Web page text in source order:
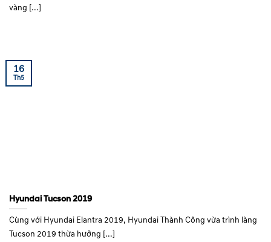
vàng [...]
Hyundai Tucson 2019
Cùng với Hyundai Elantra 2019, Hyundai Thành Công vừa trình làng
Tucson 2019 thừa hưởng [...]
16
Th5